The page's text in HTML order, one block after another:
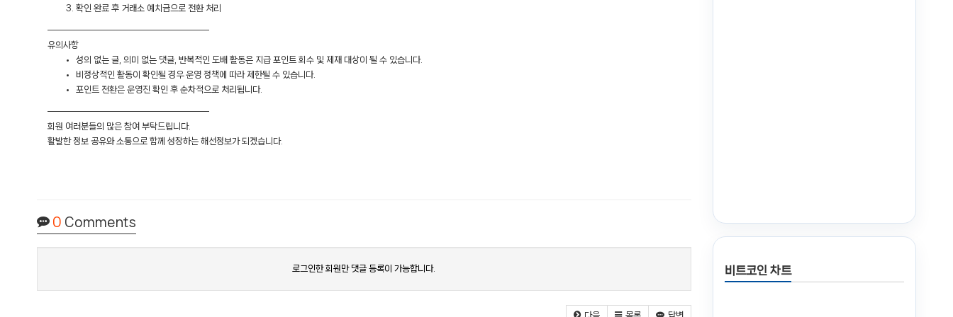
확인 완료 후 거래소 예치금으로 전환 처리
━━━━━━━━━━━━━━━━━━━
유의사항
성의 없는 글, 의미 없는 댓글, 반복적인 도배 활동은 지급 포인트 회수 및 제재 대상이 될 수 있습니다.
비정상적인 활동이 확인될 경우 운영 정책에 따라 제한될 수 있습니다.
포인트 전환은 운영진 확인 후 순차적으로 처리됩니다.
━━━━━━━━━━━━━━━━━━━
회원 여러분들의 많은 참여 부탁드립니다.
활발한 정보 공유와 소통으로 함께 성장하는 해선정보가 되겠습니다.
0 Comments
로그인한 회원만 댓글 등록이 가능합니다. 비트코인 차트